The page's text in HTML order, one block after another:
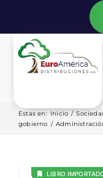
contenido
INICIO
Estas en: Inicio /
gobierno /
LIBRO